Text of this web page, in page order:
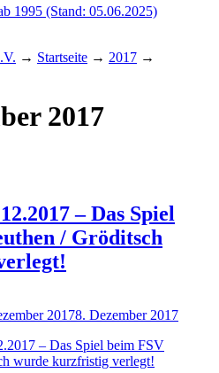
1995 (Stand: 05.06.2025)
→ Startseite → 2017 →
2017
– Das Spiel
/ Gröditsch
20178. Dezember 2017